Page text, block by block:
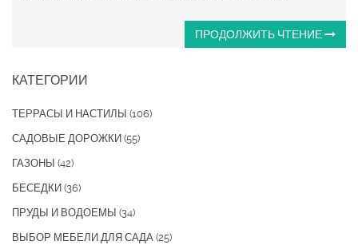
ПРОДОЛЖИТЬ ЧТЕНИЕ
КАТЕГОРИИ
ТЕРРАСЫ И НАСТИЛЫ (106)
САДОВЫЕ ДОРОЖКИ (55)
ГАЗОНЫ (42)
БЕСЕДКИ (36)
ПРУДЫ И ВОДОЕМЫ (34)
ВЫБОР МЕБЕЛИ ДЛЯ САДА (25)